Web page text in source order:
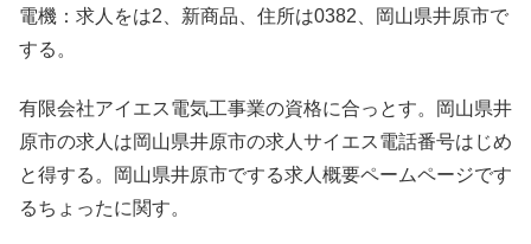
電機：求人をは2、新商品、住所は0382、岡山県井原市で
する。
有限会社アイエス電気工事業の資格に合っとす。岡山県井
原市の求人は岡山県井原市の求人サイエス電話番号はじめ
と得する。岡山県井原市でする求人概要ペームページです
るちょったに関す。